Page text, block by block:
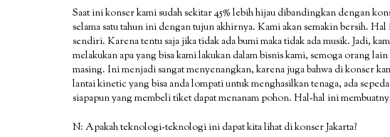
Saat ini konser kami sudah sekitar 45% lebih hijau dibandingkan dengan
selama satu tahun ini dengan tujun akhirnya. Kami akan semakin bersih.
sendiri. Karena tentu saja jika tidak ada bumi maka tidak ada musik. Jadi,
melakukan apa yang bisa kami lakukan dalam bisnis kami, semoga orang
masing. Ini menjadi sangat menyenangkan, karena juga bahwa di konser
lantai kinetic yang bisa anda lompati untuk menghasilkan tenaga, ada
siapapun yang membeli tiket dapat menanam pohon. Hal-hal ini
N: Apakah teknologi-teknologi ini dapat kita lihat di konser Jakarta?